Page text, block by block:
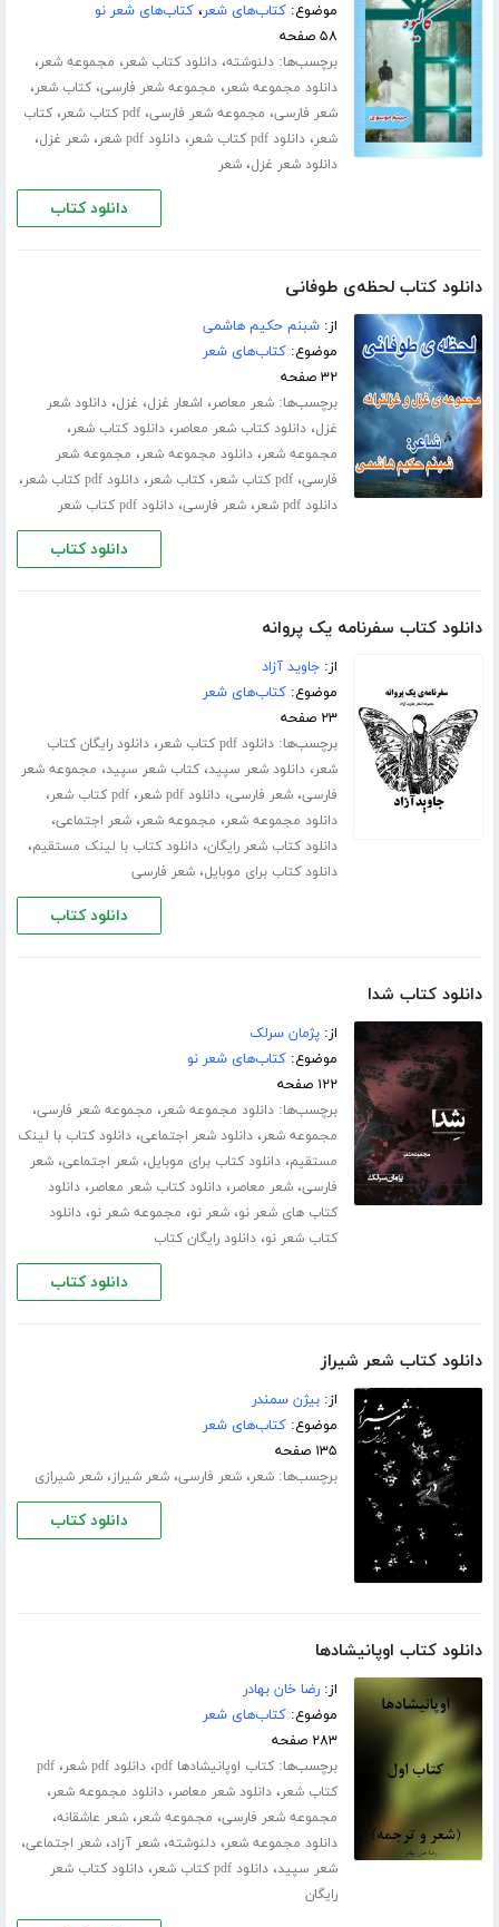
موضوع:کتاب‌های شعر،کتاب‌های شعر نو
۵۸ صفحه
برچسب‌ها:دلنوشته،دانلود کتاب شعر، مجموعه شعر،
دانلود مجموعه شعر، مجموعه شعر فارسی،کتاب شعر،
شعر فارسی، مجموعه شعر فارسی،pdf کتاب شعر ،کتاب
شعر،دانلود pdf کتاب شعر ،دانلود pdf شعر ،شعر غزل،
دانلود شعر غزل،شعر
دانلود کتاب
دانلود کتاب لحظه‌ی طوفانی
از:شبنم حکیم هاشمی
موضوع:کتاب‌های شعر
۳۲ صفحه
برچسب‌ها:شعر معاصر، اشعار غزل، غزل،دانلود شعر
غزل،دانلود کتاب شعر معاصر،دانلود کتاب شعر،
مجموعه شعر،دانلود مجموعه شعر، مجموعه شعر
فارسی،pdf کتاب شعر ،کتاب شعر،دانلود pdf کتاب شعر ،
دانلود pdf شعر ،شعر فارسی،دانلود pdf کتاب شعر
دانلود کتاب
دانلود کتاب سفرنامه‌ یک پروانه
از:جاوید آزاد
موضوع:کتاب‌های شعر
۲۳ صفحه
برچسب‌ها:دانلود pdf کتاب شعر ،دانلود رایگان کتاب
شعر،دانلود شعر سپید،کتاب شعر سپید، مجموعه شعر
فارسی،شعر فارسی،دانلود pdf شعر ،pdf کتاب شعر ،
دانلود مجموعه شعر، مجموعه شعر،شعر اجتماعی،
دانلود کتاب شعر رایگان،دانلود کتاب با لینک مستقیم،
دانلود کتاب برای موبایل،شعر فارسی
دانلود کتاب
دانلود کتاب شدا
از:پژمان سرلک
موضوع:کتاب‌های شعر نو
۱۲۲ صفحه
برچسب‌ها:دانلود مجموعه شعر، مجموعه شعر فارسی،
مجموعه شعر،دانلود شعر اجتماعی،دانلود کتاب با لینک
مستقیم،دانلود کتاب برای موبایل،شعر اجتماعی،شعر
فارسی،شعر معاصر،دانلود کتاب شعر معاصر،دانلود
کتاب های شعر نو،شعر نو، مجموعه شعر نو،دانلود
کتاب شعر نو،دانلود رایگان کتاب
دانلود کتاب
دانلود کتاب شعر شیراز
از:بیژن سمندر
موضوع:کتاب‌های شعر
۱۳۵ صفحه
برچسب‌ها:شعر،شعر فارسی،شعر شیراز،شعر شیرازی
دانلود کتاب
دانلود کتاب اوپانیشادها
از:رضا خان بهادر
موضوع:کتاب‌های شعر
۲۸۳ صفحه
برچسب‌ها:کتاب اوپانیشادها pdf ،دانلود pdf شعر ،pdf
کتاب شعر،دانلود شعر معاصر،دانلود مجموعه شعر،
مجموعه شعر فارسی، مجموعه شعر،شعر عاشقانه،
دانلود مجموعه شعر،دلنوشته،شعر آزاد،شعر اجتماعی،
شعر سپید،دانلود pdf کتاب شعر ،دانلود کتاب شعر
رایگان